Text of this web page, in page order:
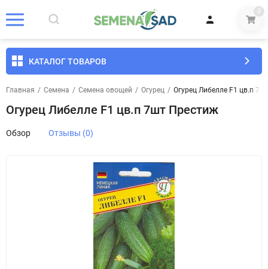
0
КАТАЛОГ ТОВАРОВ
Главная / Семена / Семена овощей / Огурец / Огурец Либелле F1 цв.п
Огурец Либелле F1 цв.п 7шт Престиж
Обзор Отзывы (0)